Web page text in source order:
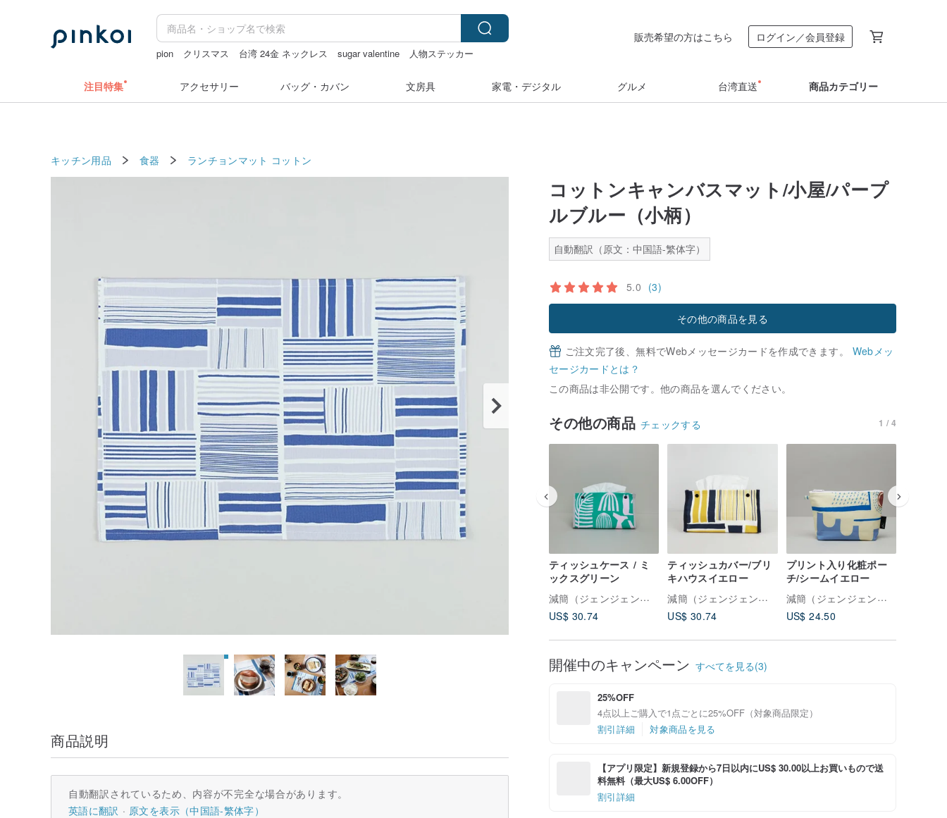
pion クリスマス 台湾 24金 ネックレス sugar valentine
人物ステッカー
販売希望の方はこちら ログイン／会員登録
注目特集 アクセサリー バッグ・カバン 文房具 家電・デジタル グルメ 台湾直送 商品カテゴリー
キッチン用品 食器 ランチョンマット コットン
コットンキャンバスマット/小屋/パープ
ルブルー（小柄）
自動翻訳（原文：中国語-繁体字）
5.0 (3)
その他の商品を見る
ご注文完了後、無料でWebメッセージカードを作成できます。 Webメッ
セージカードとは？
この商品は非公開です。他の商品を選んでください。
その他の商品 チェックする 1 / 4
ティッシュケース / ミ
ックスグリーン
減簡（ジェンジェン）について
US$ 30.74
ティッシュカバー/ブリ
キハウスイエロー
減簡（ジェンジェン）について
US$ 30.74
プリント入り化粧ポー
チ/シームイエロー
減簡（ジェンジェン）について
US$ 24.50
開催中のキャンペーン すべてを見る(3)
25%OFF
4点以上ご購入で1点ごとに25%OFF（対象商品限定）
割引詳細
対象商品を見る
【アプリ限定】新規登録から7日以内にUS$ 30.00以上お買いもので送
料無料（最大US$ 6.00OFF）
割引詳細
商品説明
自動翻訳されているため、内容が不完全な場合があります。
英語に翻訳
原文を表示（中国語-繁体字）